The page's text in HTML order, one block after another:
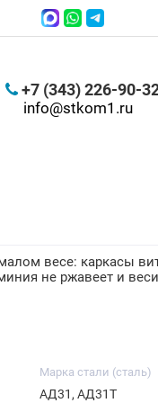
+7 (343) 226-90-
info@stkom1.ru
весе: каркасы
не ржавеет и
Марка стали (сталь)
АД31, АД31Т